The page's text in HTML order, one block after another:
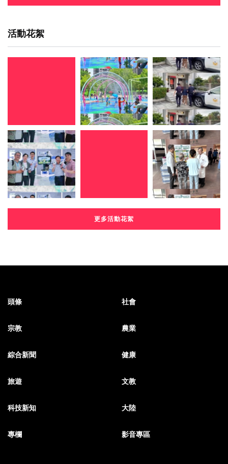
活動花絮
更多活動花絮
頭條 社會
宗教 農業
綜合新聞 健康
旅遊 文教
科技新知 大陸
專欄 影音專區